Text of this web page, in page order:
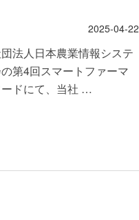
2025-04-22
法人日本農業情報システ
第4回スマートファーマ
ドにて、当社 …